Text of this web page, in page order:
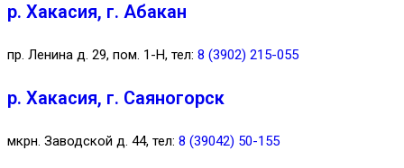
р. Хакасия, г. Абакан
пр. Ленина д. 29, пом. 1-Н, тел: 8 (3902) 215-055
р. Хакасия, г. Саяногорск
мкрн. Заводской д. 44, тел: 8 (39042) 50-155